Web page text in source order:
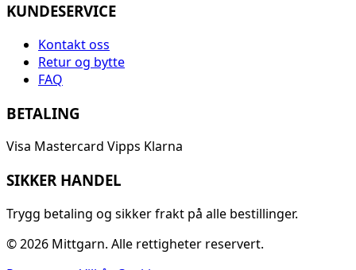
KUNDESERVICE
Kontakt oss
Retur og bytte
FAQ
BETALING
Visa Mastercard Vipps Klarna
SIKKER HANDEL
Trygg betaling og sikker frakt på alle bestillinger.
© 2026 Mittgarn. Alle rettigheter reservert.